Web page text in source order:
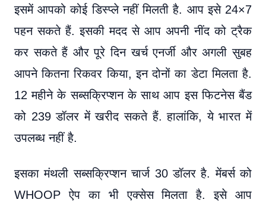
इसमें आपको कोई डिस्प्ले नहीं मिलती है. आप इसे 24×7
पहन सकते हैं. इसकी मदद से आप अपनी नींद को ट्रैक
कर सकते हैं और पूरे दिन खर्च एनर्जी और अगली सुबह
आपने कितना रिकवर किया, इन दोनों का डेटा मिलता है.
12 महीने के सब्सक्रिप्शन के साथ आप इस फिटनेस बैंड
को 239 डॉलर में खरीद सकते हैं. हालांकि, ये भारत में
उपलब्ध नहीं है.
इसका मंथली सब्सक्रिप्शन चार्ज 30 डॉलर है. मेंबर्स को
WHOOP ऐप का भी एक्सेस मिलता है. इसे आप